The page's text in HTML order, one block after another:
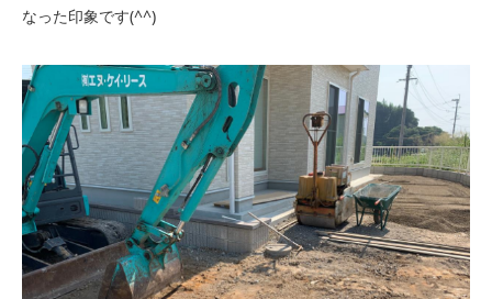
なった印象です(^^)